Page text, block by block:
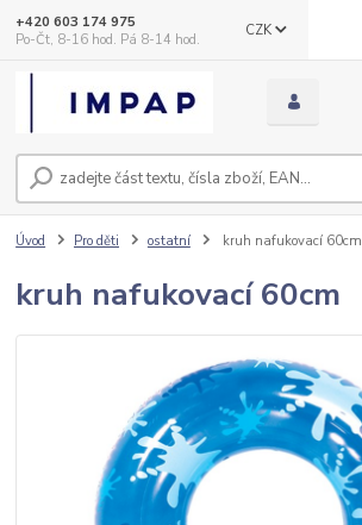
CZK
+420 603 174 975
Po-Čt, 8-16 hod. Pá 8-14 hod.
Úvod Pro děti ostatní kruh nafukovací 60cm
kruh nafukovací 60cm